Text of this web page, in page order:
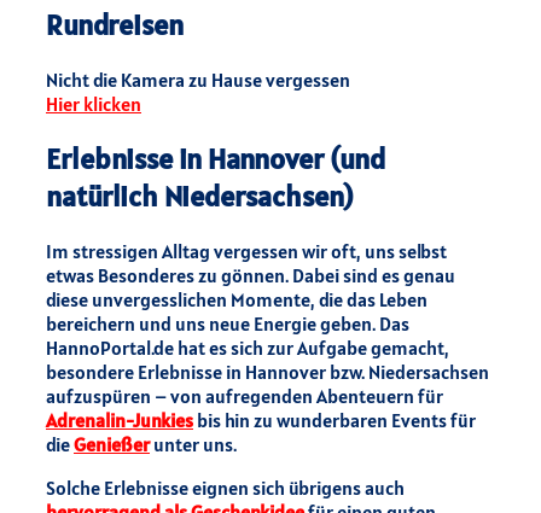
Rundreisen
Nicht die Kamera zu Hause vergessen
Hier klicken
Erlebnisse in Hannover (und
natürlich Niedersachsen)
Im stressigen Alltag vergessen wir oft, uns selbst
etwas Besonderes zu gönnen. Dabei sind es genau
diese unvergesslichen Momente, die das Leben
bereichern und uns neue Energie geben. Das
HannoPortal.de hat es sich zur Aufgabe gemacht,
besondere Erlebnisse in Hannover bzw. Niedersachsen
aufzuspüren – von aufregenden Abenteuern für
Adrenalin-Junkies bis hin zu wunderbaren Events für
dieGenießerunter uns.
Solche Erlebnisse eignen sich übrigens auch